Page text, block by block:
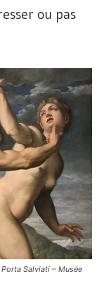
ou pas
Salviati – Musée